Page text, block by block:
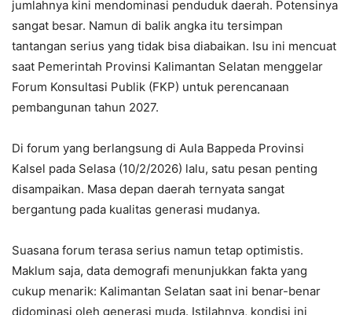
jumlahnya kini mendominasi penduduk daerah. Potensinya
sangat besar. Namun di balik angka itu tersimpan
tantangan serius yang tidak bisa diabaikan. Isu ini mencuat
saat Pemerintah Provinsi Kalimantan Selatan menggelar
Forum Konsultasi Publik (FKP) untuk perencanaan
pembangunan tahun 2027.
Di forum yang berlangsung di Aula Bappeda Provinsi
Kalsel pada Selasa (10/2/2026) lalu, satu pesan penting
disampaikan. Masa depan daerah ternyata sangat
bergantung pada kualitas generasi mudanya.
Suasana forum terasa serius namun tetap optimistis.
Maklum saja, data demografi menunjukkan fakta yang
cukup menarik: Kalimantan Selatan saat ini benar-benar
didominasi oleh generasi muda. Istilahnya, kondisi ini